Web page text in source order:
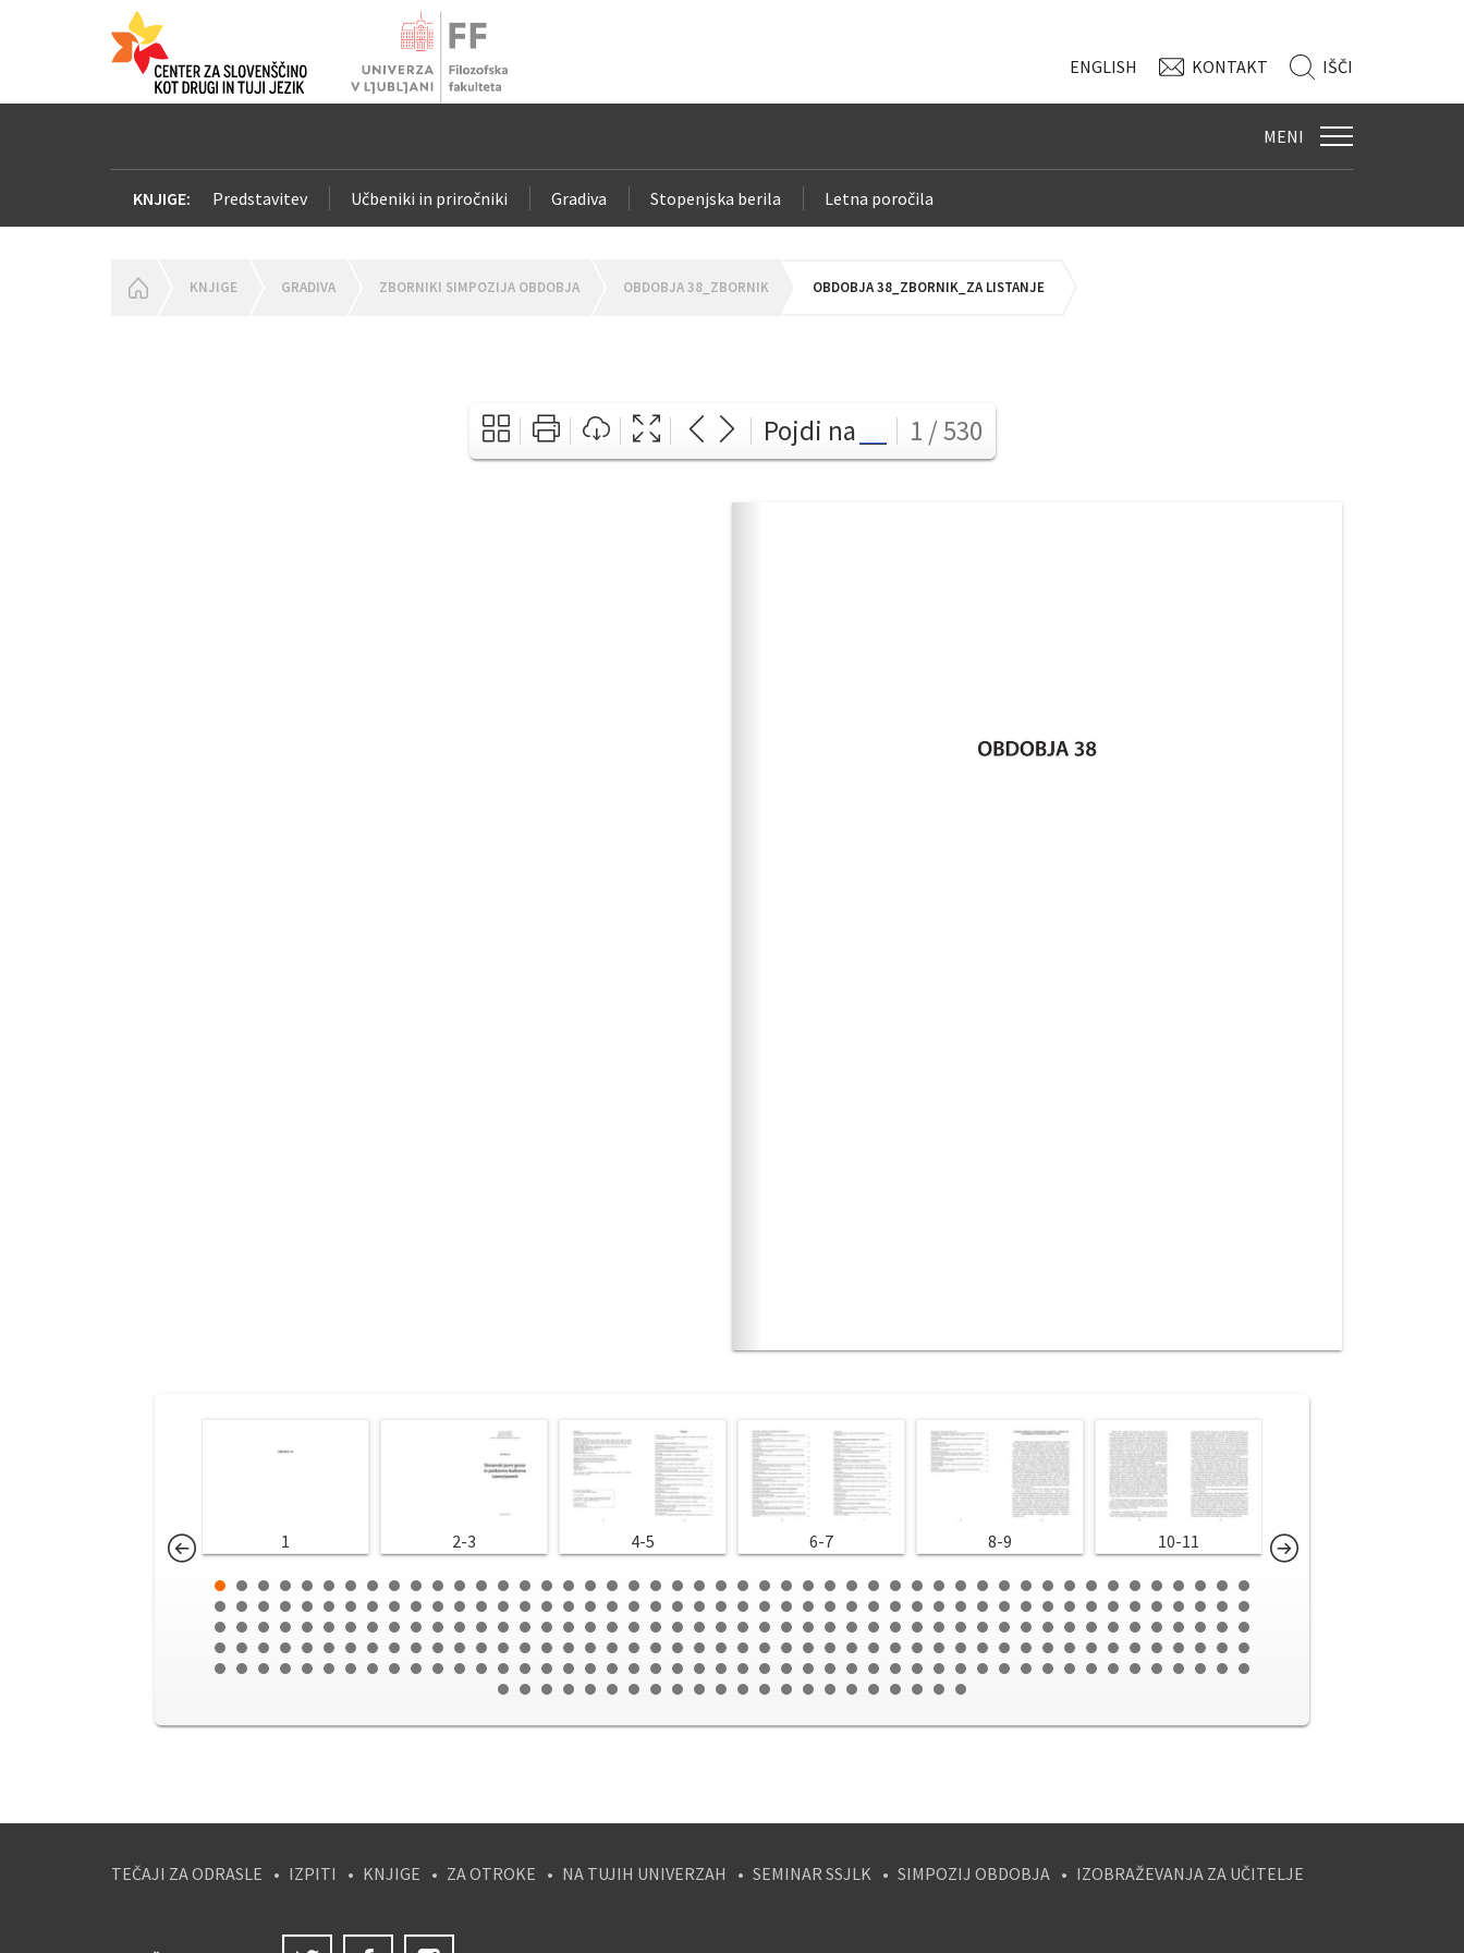
ENGLISH KONTAKT IŠČI
MENI
KNJIGE: Predstavitev Učbeniki in priročniki Gradiva Stopenjska berila Letna poročila
HOMEPAGE
KNJIGE GRADIVA ZBORNIKI SIMPOZIJA OBDOBJA OBDOBJA 38_ZBORNIK OBDOBJA 38_ZBORNIK_ZA LISTANJE
Pojdi na 1 / 530
1 2-3 4-5 6-7 8-9 10-11
TEČAJI ZA ODRASLE IZPITI KNJIGE ZA OTROKE NA TUJIH UNIVERZAH SEMINAR SSJLK SIMPOZIJ OBDOBJA IZOBRAŽEVANJA ZA UČITELJE
Twitter Facebook